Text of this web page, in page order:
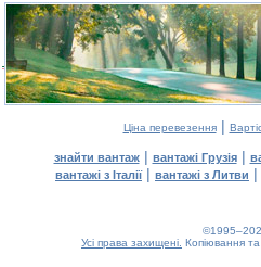
Ціна перевезення|
знайти вантаж| вантажі Грузія|
вантажі з Італії| вантажі з Литви |
Усі права захищені. Копіювання